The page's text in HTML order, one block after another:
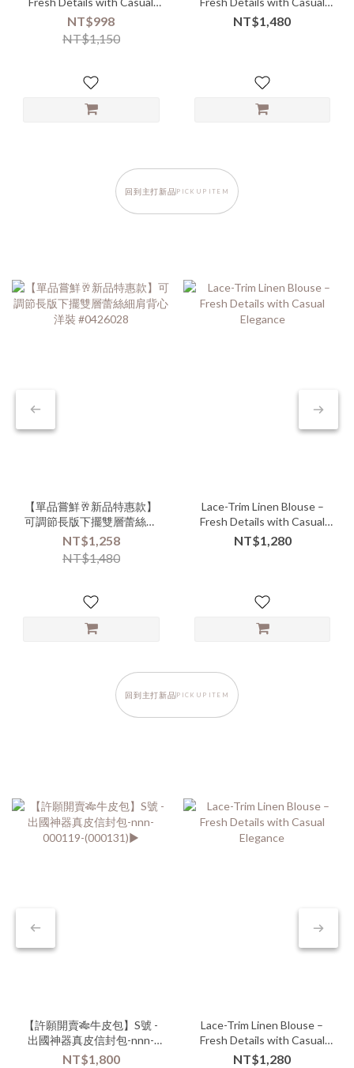
Elegance
NT$998
NT$1,150
Elegance
NT$1,480
回到主打新品 PICK UP ITEM
【單品嘗鮮🥂新品特惠款】
可調節長版下擺雙層蕾絲細
肩背心洋裝 #0426028
NT$1,258
NT$1,480
Lace-Trim Linen Blouse –
Fresh Details with Casual
Elegance
NT$1,280
回到主打新品 PICK UP ITEM
【許願開賣🎋牛皮包】S號 -
出國神器真皮信封包-nnn-
000119-(000131)▶
NT$1,800
Lace-Trim Linen Blouse –
Fresh Details with Casual
Elegance
NT$1,280